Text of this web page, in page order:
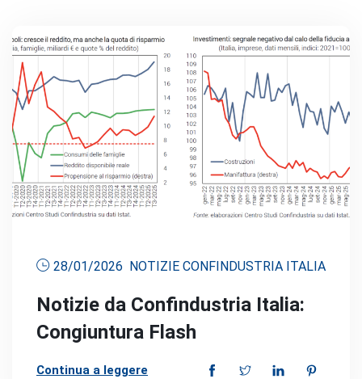
28/01/2026 NOTIZIE CONFINDUSTRIA ITALIA
Notizie da Confindustria Italia:
Congiuntura Flash
Continua a leggere